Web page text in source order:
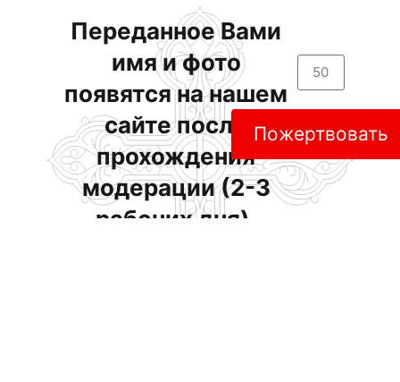
Переданное Вами
имя и фото
появятся на нашем
сайте после
прохождения
модерации (2-3
рабочих дня).
Пожертвовать